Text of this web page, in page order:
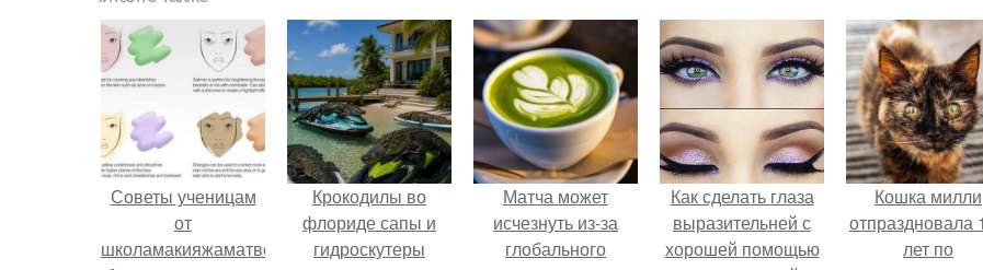
Советы ученицам
от
школамакияжаматвеевой
Крокодилы во
флориде сапы и
гидроскутеры
Матча может
исчезнуть из-за
глобального
Как сделать глаза
выразительней с
хорошей помощью
Кошка милли
отпраздновала
лет по